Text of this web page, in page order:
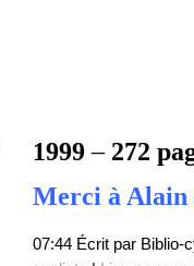
1999– 272
Merci à Alain
07:44 Écrit par Biblio-